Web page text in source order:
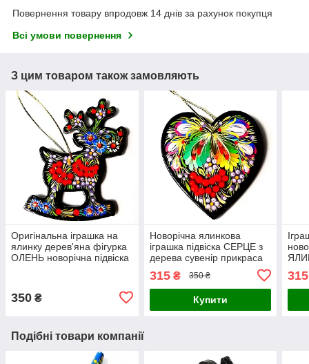
Повернення товару впродовж 14 днів за рахунок покупця
Всі умови повернення
З цим товаром також замовляють
Оригінальна іграшка на
ялинку дерев'яна фігурка
ОЛЕНЬ новорічна підвіска
350 ₴
Новорічна ялинкова
іграшка підвіска СЕРЦЕ з
дерева сувенір прикраса
Петриківський розпис
315₴ 350 ₴
Купити
315
Подібні товари компанії